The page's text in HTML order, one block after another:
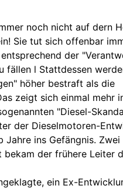
noch nicht auf dern
Sie tut sich offenbar
der
fällen l Stattdessen
höher bestraft als die
zeigt sich einmal mehr
"Diesel-
der Dieselmotoren-
Jahre ins Gefängnis. Zwei
bekam der frühere Leiter
ein Ex-